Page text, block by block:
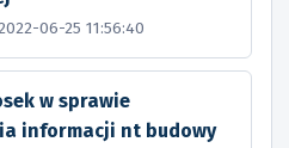
06-25 11:56:40
w sprawie
informacji nt budowy